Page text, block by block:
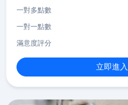
一對多點數
一對一點數
滿意度評分
立即進入